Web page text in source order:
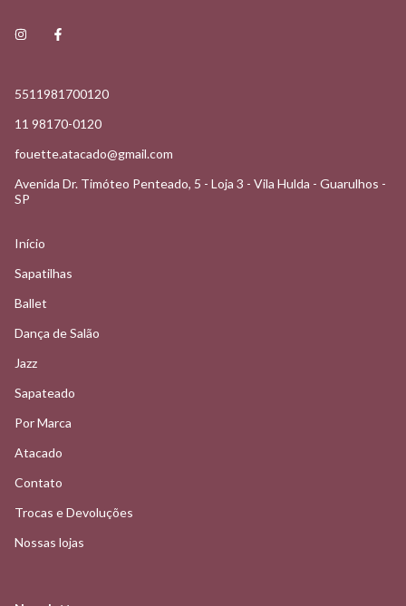
5511981700120
11 98170-0120
fouette.atacado@gmail.com
Avenida Dr. Timóteo Penteado, 5 - Loja 3 - Vila Hulda - Guarulhos -
SP
Início
Sapatilhas
Ballet
Dança de Salão
Jazz
Sapateado
Por Marca
Atacado
Contato
Trocas e Devoluções
Nossas lojas